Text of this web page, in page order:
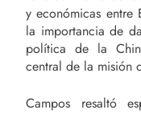
y económicas entre
la importancia de
política de la
central de la misión
Campos resaltó